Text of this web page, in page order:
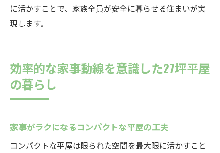
に活かすことで、家族全員が安全に暮らせる住まいが実
現します。
効率的な家事動線を意識した27坪平屋
の暮らし
家事がラクになるコンパクトな平屋の工夫
コンパクトな平屋は限られた空間を最大限に活かすこと